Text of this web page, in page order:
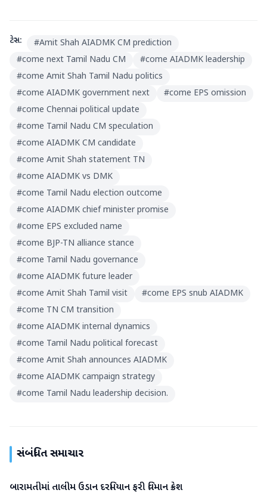
ટેગ્સ: #Amit Shah AIADMK CM prediction
#come next Tamil Nadu CM #come AIADMK leadership
#come Amit Shah Tamil Nadu politics
#come AIADMK government next #come EPS omission
#come Chennai political update
#come Tamil Nadu CM speculation
#come AIADMK CM candidate
#come Amit Shah statement TN
#come AIADMK vs DMK
#come Tamil Nadu election outcome
#come AIADMK chief minister promise
#come EPS excluded name
#come BJP-TN alliance stance
#come Tamil Nadu governance
#come AIADMK future leader
#come Amit Shah Tamil visit #come EPS snub AIADMK
#come TN CM transition
#come AIADMK internal dynamics
#come Tamil Nadu political forecast
#come Amit Shah announces AIADMK
#come AIADMK campaign strategy
#come Tamil Nadu leadership decision.
સંબંધિત સમાચાર
રાષ્ટ્રીય
બારામતીમાં તાલીમ ઉડાન દરમિયાન ફરી વિમાન ક્રેશ